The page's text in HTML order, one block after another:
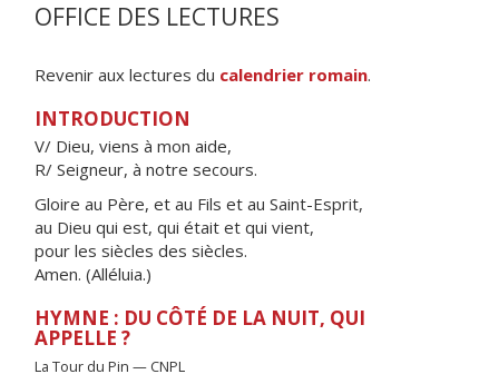
OFFICE DES LECTURES
Revenir aux lectures du calendrier romain.
INTRODUCTION
V/ Dieu, viens à mon aide,
R/ Seigneur, à notre secours.
Gloire au Père, et au Fils et au Saint-Esprit,
au Dieu qui est, qui était et qui vient,
pour les siècles des siècles.
Amen. (Alléluia.)
HYMNE : DU CÔTÉ DE LA NUIT, QUI
APPELLE ?
La Tour du Pin — CNPL